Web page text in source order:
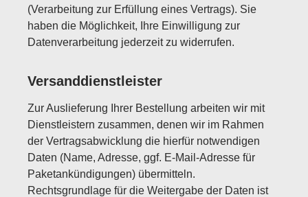
(Verarbeitung zur Erfüllung eines Vertrags). Sie
haben die Möglichkeit, Ihre Einwilligung zur
Datenverarbeitung jederzeit zu widerrufen.
Versanddienstleister
Zur Auslieferung Ihrer Bestellung arbeiten wir mit
Dienstleistern zusammen, denen wir im Rahmen
der Vertragsabwicklung die hierfür notwendigen
Daten (Name, Adresse, ggf. E-Mail-Adresse für
Paketankündigungen) übermitteln.
Rechtsgrundlage für die Weitergabe der Daten ist